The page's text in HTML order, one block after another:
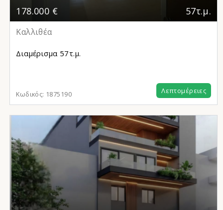
178.000 € 57τ.μ.
Καλλιθέα
Διαμέρισμα 57τ.μ.
Κωδικός: 1875190 Λεπτομέρειες